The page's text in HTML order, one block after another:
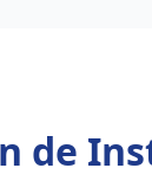
de